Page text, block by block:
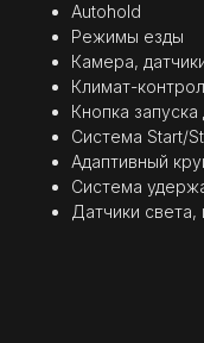
Autohold
Режимы езды
Камера,
Климат-
Кнопка запуска
Система Start/
Адаптивный
Система
Датчики